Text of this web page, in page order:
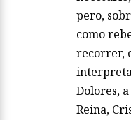
pero,
como
recorrer,
Dolores,
Reina,